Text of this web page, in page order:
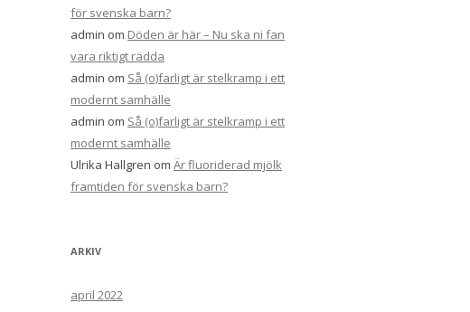
för svenska barn?
admin om Döden är här – Nu ska ni fan
vara riktigt rädda
admin om Så (o)farligt är stelkramp i ett
modernt samhälle
admin om Så (o)farligt är stelkramp i ett
modernt samhälle
Ulrika Hallgren om Är fluoriderad mjölk
framtiden för svenska barn?
ARKIV
april 2022